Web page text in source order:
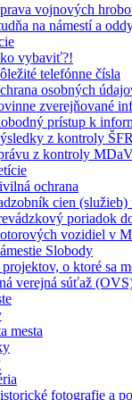
vojnových
na námestí a
vybaviť?!
telefónne čísla
osobných
zverejňované
prístup k
z kontroly
z kontroly
ochrana
cien (služieb)
poriadok
vozidiel v
Slobody
o ktoré sa
verejná súťaž
mesta
fotografie a